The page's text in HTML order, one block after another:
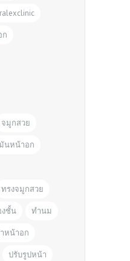
ก
จมูกสวย
นหน้าอก
ทรงจมูกสวย
งชั้น ทำนม
หน้าอก
ปรับรูปหน้า